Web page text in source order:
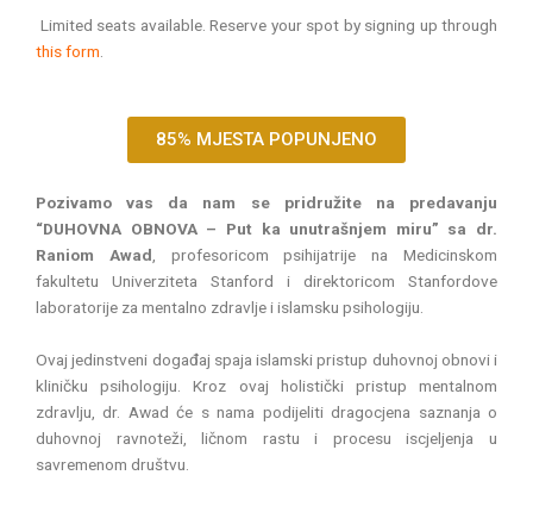
Limited seats available. Reserve your spot by signing up through
this form
85% MJESTA POPUNJENO
Pozivamo vas da nam se pridružite na predavanju
“DUHOVNA OBNOVA – Put ka unutrašnjem miru” sa dr.
Raniom Awad , profesoricom psihijatrije na Medicinskom
fakultetu Univerziteta Stanford i direktoricom Stanfordove
laboratorije za mentalno zdravlje i islamsku psihologiju.
Ovaj jedinstveni događaj spaja islamski pristup duhovnoj obnovi i
kliničku psihologiju. Kroz ovaj holistički pristup mentalnom
zdravlju, dr. Awad će s nama podijeliti dragocjena saznanja o
duhovnoj ravnoteži, ličnom rastu i procesu iscjeljenja u
savremenom društvu.